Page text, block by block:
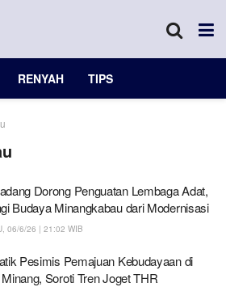
RENYAH TIPS
Dorong Penguatan Lembaga Adat,
Budaya Minangkabau dari Modernisasi
06/6/26 | 21:02 WIB
Pesimis Pemajuan Kebudayaan di
Soroti Tren Joget THR